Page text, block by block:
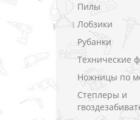
Пилы
Лобзики
Рубанки
Технические
Ножницы по
Степлеры и
Makita
В